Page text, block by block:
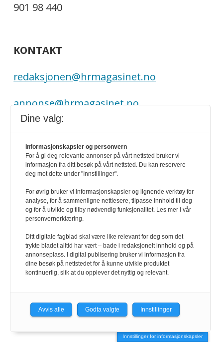
901 98 440
KONTAKT
redaksjonen@hrmagasinet.no
annonse@hrmagasinet.no
SNARVEIER
Kontakt
Abonnement
E-magasin
Annonser
Personvernerklæring
Innstillinger for informasjonskapsler
Dine valg:
Informasjonskapsler og personvern
For å gi deg relevante annonser på vårt nettsted bruker vi
informasjon fra ditt besøk på vårt nettsted. Du kan reservere
deg mot dette under "Innstillinger".
For øvrig bruker vi informasjonskapsler og lignende verktøy for
analyse, for å sammenligne nettlesere, tilpasse innhold til deg
og for å utvikle og tilby nødvendig funksjonalitet. Les mer i vår
personvernerklæring.
Ditt digitale fagblad skal være like relevant for deg som det
trykte bladet alltid har vært – bade i redaksjonelt innhold og på
annonseplass. I digital publisering bruker vi informasjon fra
dine besøk på nettstedet for å kunne utvikle produktet
kontinuerlig, slik at du opplever det nyttig og relevant.
Avvis alle Godta valgte Innstillinger